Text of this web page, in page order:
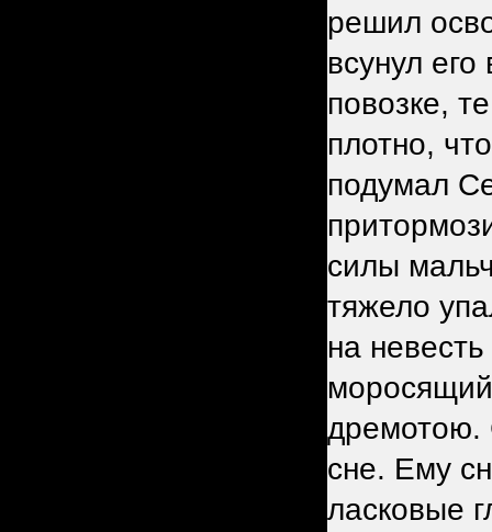
решил
всунул
повозке,
плотно,
подумал
силы
тяжело
на
дремотою.
сне. Ему
ласковые